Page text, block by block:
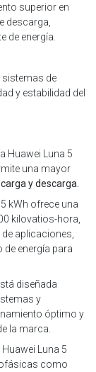
superior en
descarga,
de energía.
sistemas de
y estabilidad del
Huawei Luna 5
una mayor
y descarga.
5 kWh ofrece una
kilovatios-hora,
aplicaciones,
energía para
diseñada
y
óptimo y
la marca.
Huawei Luna 5
como